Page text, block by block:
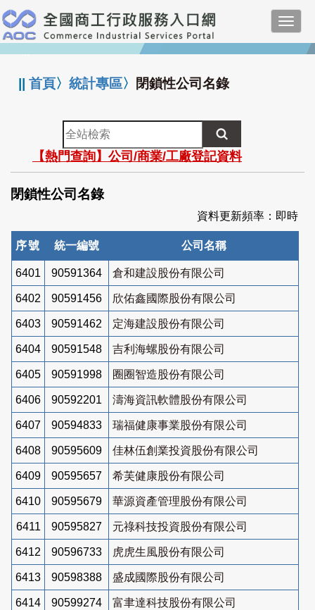
跳
到
主
要
:::
||首頁〉統計專區〉 閉鎖性公司名錄
全
站
檢
索
【熱門查詢】公司/商業/工廠登記資料
閉鎖性公司名錄
資料更新頻率：即時
序號 統一編號 公司名稱
6401 90591364 倉和建設股份有限公司
6402 90591456 欣佑鑫國際股份有限公司
6403 90591462 定海建設股份有限公司
6404 90591548 吉利海螺股份有限公司
6405 90591998 圈圈智造股份有限公司
6406 90592201 濤海資訊軟體股份有限公司
6407 90594833 瑞福健康事業股份有限公司
6408 90595609 佳林伍創業投資股份有限公司
6409 90595657 希芙健康股份有限公司
6410 90595679 華源資產管理股份有限公司
6411 90595827 元祿科技投資股份有限公司
6412 90596733 虎虎生風股份有限公司
6413 90598388 盛成國際股份有限公司
6414 90599274 富聿達科技股份有限公司